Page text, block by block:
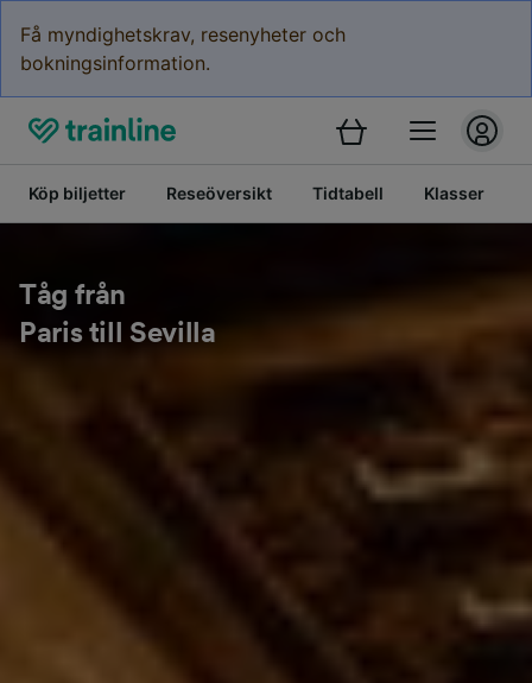
Få myndighetskrav, resenyheter och
bokningsinformation.
Köp biljetter Reseöversikt Tidtabell Klasser
Tåg från
Paris till Sevilla